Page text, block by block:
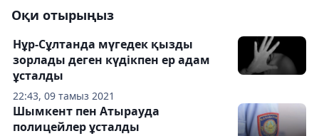
Оқи отырыңыз
22:43, 09 тамыз 2021
Нұр-Сұлтанда мүгедек қызды
зорлады деген күдікпен ер адам
ұсталды
Шымкент пен Атырауда
полицейлер ұсталды